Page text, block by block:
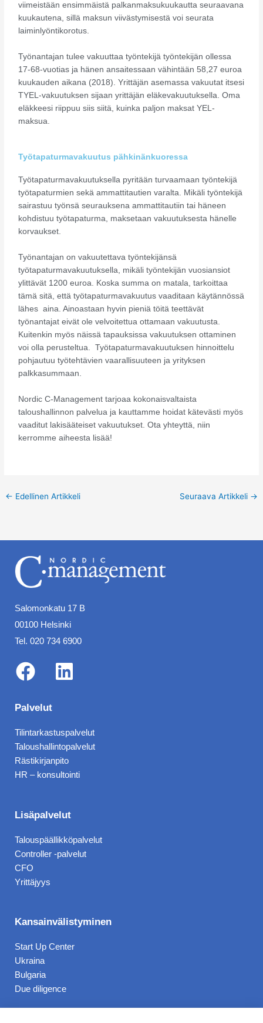
viimeistään ensimmäistä palkanmaksukuukautta seuraavana
kuukautena, sillä maksun viivästymisestä voi seurata
laiminlyöntikorotus.
Työnantajan tulee vakuuttaa työntekijä työntekijän ollessa
17-68-vuotias ja hänen ansaitessaan vähintään 58,27 euroa
kuukauden aikana (2018). Yrittäjän asemassa vakuutat itsesi
TYEL-vakuutuksen sijaan yrittäjän eläkevakuutuksella. Oma
eläkkeesi riippuu siis siitä, kuinka paljon maksat YEL-
maksua.
Työtapaturmavakuutus pähkinänkuoressa
Työtapaturmavakuutuksella pyritään turvaamaan työntekijä
työtapaturmien sekä ammattitautien varalta. Mikäli työntekijä
sairastuu työnsä seurauksena ammattitautiin tai häneen
kohdistuu työtapaturma, maksetaan vakuutuksesta hänelle
korvaukset.
Työnantajan on vakuutettava työntekijänsä
työtapaturmavakuutuksella, mikäli työntekijän vuosiansiot
ylittävät 1200 euroa. Koska summa on matala, tarkoittaa
tämä sitä, että työtapaturmavakuutus vaaditaan käytännössä
lähes aina. Ainoastaan hyvin pieniä töitä teettävät
työnantajat eivät ole velvoitettua ottamaan vakuutusta.
Kuitenkin myös näissä tapauksissa vakuutuksen ottaminen
voi olla perusteltua. Työtapaturmavakuutuksen hinnoittelu
pohjautuu työtehtävien vaarallisuuteen ja yrityksen
palkkasummaan.
Nordic C-Management tarjoaa kokonaisvaltaista
taloushallinnon palvelua ja kauttamme hoidat kätevästi myös
vaaditut lakisääteiset vakuutukset. Ota yhteyttä, niin
kerromme aiheesta lisää!
← Edellinen Artikkeli Seuraava Artikkeli →
Salomonkatu 17 B
00100 Helsinki
Tel. 020 734 6900
F
a
c
e
b
o
k
L
k
e
d
n
Palvelut
Tilintarkastuspalvelut
Taloushallintopalvelut
Rästikirjanpito
HR – konsultointi
Lisäpalvelut
Talouspäällikköpalvelut
Controller -palvelut
CFO
Yrittäjyys
Kansainvälistyminen
Start Up Center
Ukraina
Bulgaria
Due diligence